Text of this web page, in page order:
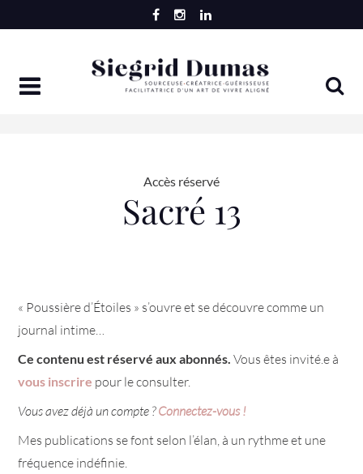
to
Accès réservé
Sacré 13
« Poussière d’Étoiles » s’ouvre et se découvre comme un
journal intime…
Ce contenu est réservé aux abonnés. Vous êtes invité.e à
vous inscrire pour le consulter.
Vous avez déjà un compte ?Connectez-vous !
Mes publications se font selon l’élan, à un rythme et une
fréquence indéfinie.